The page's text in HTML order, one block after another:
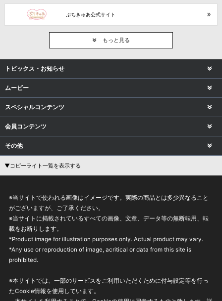
ぷちきゅあ公式サイト
もっと見る
トピックス・お知らせ
ムービー
スペシャルコンテンツ
会員コンテンツ
その他
▼コピーライト一覧を表示する
※当サイトで使われる画像はイメージです。実際の商品とは多少異なること
がございますが、ご了承ください。
※当サイトに掲載されているすべての画像、文章、データ等の無断転用、転
載をお断りします。
*Product image for illustration purposes only. Actual product may vary.
*Any use or reproduction of image, acritical or data from this site is
prohibited.
※本サイトでは、一部のサービスをご利用いただくために付与設定等を行っ
たCookie情報を使用しています。